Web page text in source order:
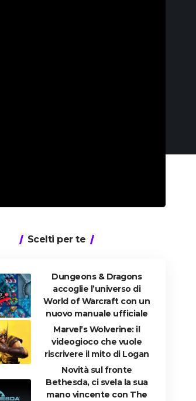
Scelti per te
Dungeons & Dragons
accoglie l’universo di
World of Warcraft con un
nuovo manuale ufficiale
Marvel’s Wolverine: il
videogioco che vuole
riscrivere il mito di Logan
Novità sul fronte
Bethesda, ci svela la sua
mano vincente con The